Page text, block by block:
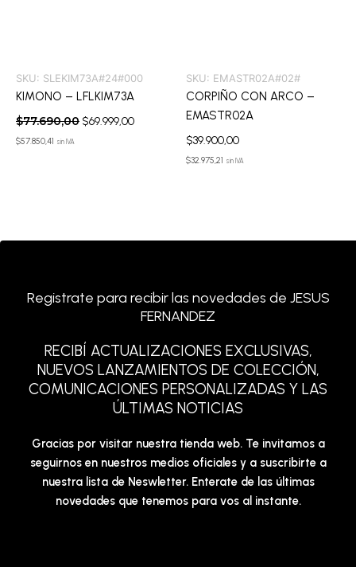
SKU: SLEKIM73A#24#000
KIMONO – LFLKIM73A
$77.690,00 $69.999,00
$57.850,41 sin IVA
SKU: EMASTR02A#02#
CORPIÑO CON ARCO –
EMASTR02A
$39.900,00
$32.975,21 sin IVA
Registrate para recibir las novedades de JESUS
FERNANDEZ
RECIBÍ ACTUALIZACIONES EXCLUSIVAS,
NUEVOS LANZAMIENTOS DE COLECCIÓN,
COMUNICACIONES PERSONALIZADAS Y LAS
ÚLTIMAS NOTICIAS
Gracias por visitar nuestra tienda web. Te invitamos a
seguirnos en nuestros medios oficiales y a suscribirte a
nuestra lista de Neswletter. Enterate de las últimas
novedades que tenemos para vos al instante.